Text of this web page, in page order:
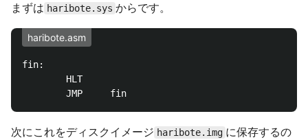
まずは haribote.sys からです。
haribote.asm
fin:
        HLT
次にこれをディスクイメージ haribote.img に保存するの